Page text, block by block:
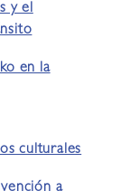
y el
en la
culturales
a